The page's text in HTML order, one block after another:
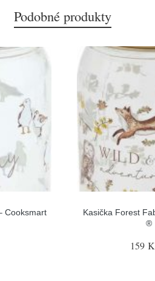
Podobné produkty
Cooksmart
Kasička Forest
®
159